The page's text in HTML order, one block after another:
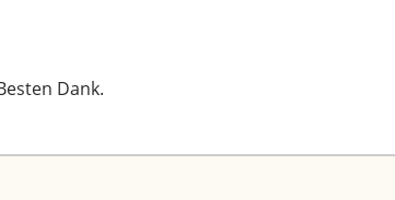
Dank.